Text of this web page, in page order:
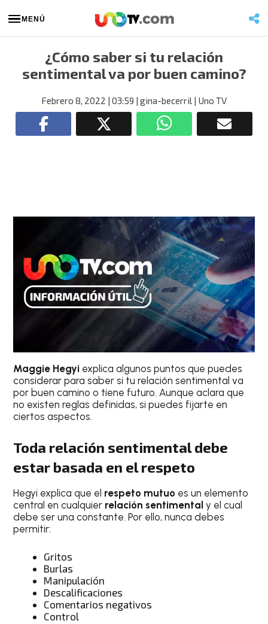
MENÚ
¿Cómo saber si tu relación
sentimental va por buen camino?
Febrero 8, 2022 | 03:59 | gina-becerril | Uno TV
Maggie Hegyi explica algunos puntos que puedes
considerar para saber si tu relación sentimental va
por buen camino o tiene futuro. Aunque aclara que
no existen reglas definidas, si puedes fijarte en
ciertos aspectos.
Toda relación sentimental debe
estar basada en el respeto
Hegyi explica que el respeto mutuo es un elemento
central en cualquier relación sentimental y el cual
debe ser una constante. Por ello, nunca debes
permitir:
Gritos
Burlas
Manipulación
Descalificaciones
Comentarios negativos
Control